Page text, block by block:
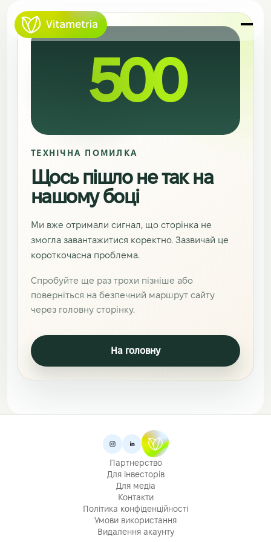
500
ТЕХНІЧНА ПОМИЛКА
Щось пішло не так на
нашому боці
Ми вже отримали сигнал, що сторінка не
змогла завантажитися коректно. Зазвичай це
короткочасна проблема.
Спробуйте ще раз трохи пізніше або
поверніться на безпечний маршрут сайту
через головну сторінку.
На головну
Партнерство
Для інвесторів
Для медіа
Контакти
Політика конфіденційності
Умови використання
Видалення акаунту